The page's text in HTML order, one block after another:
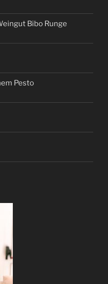
Bibo Runge
Pesto